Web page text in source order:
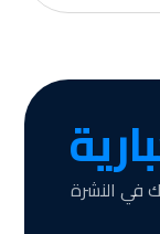
في النشرة